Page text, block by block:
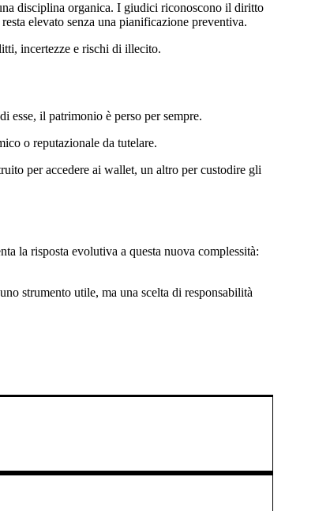
disciplina organica. I giudici riconoscono il diritto
elevato senza una pianificazione preventiva.
incertezze e rischi di illecito.
esse, il patrimonio è perso per sempre.
o reputazionale da tutelare.
per accedere ai wallet, un altro per custodire gli
la risposta evolutiva a questa nuova complessità:
strumento utile, ma una scelta di responsabilità